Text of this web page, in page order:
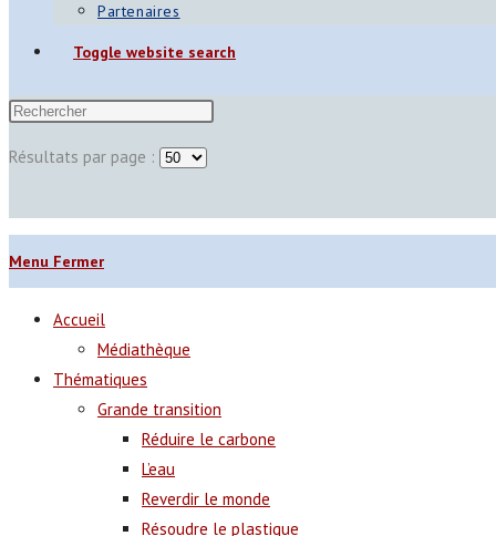
Partenaires
Toggle website search
Résultats par page :
Menu Fermer
Accueil
Médiathèque
Thématiques
Grande transition
Réduire le carbone
L’eau
Reverdir le monde
Résoudre le plastique